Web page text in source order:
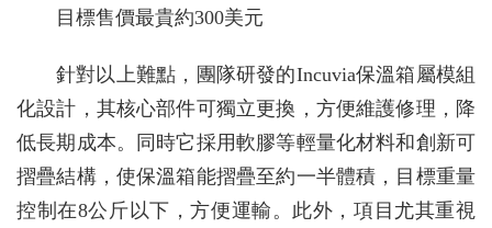
目標售價最貴約300美元
針對以上難點，團隊研發的Incuvia保溫箱屬模組
化設計，其核心部件可獨立更換，方便維護修理，降
低長期成本。同時它採用軟膠等輕量化材料和創新可
摺疊結構，使保溫箱能摺疊至約一半體積，目標重量
控制在8公斤以下，方便運輸。此外，項目尤其重視